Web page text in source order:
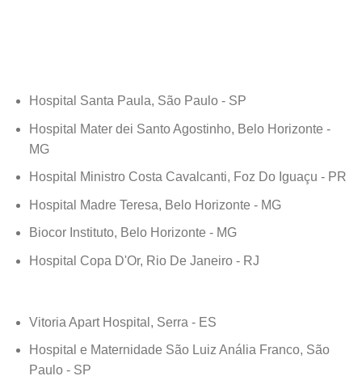
Hospital Santa Paula, São Paulo - SP
Hospital Mater dei Santo Agostinho, Belo Horizonte -
MG
Hospital Ministro Costa Cavalcanti, Foz Do Iguaçu - PR
Hospital Madre Teresa, Belo Horizonte - MG
Biocor Instituto, Belo Horizonte - MG
Hospital Copa D'Or, Rio De Janeiro - RJ
Vitoria Apart Hospital, Serra - ES
Hospital e Maternidade São Luiz Anália Franco, São
Paulo - SP